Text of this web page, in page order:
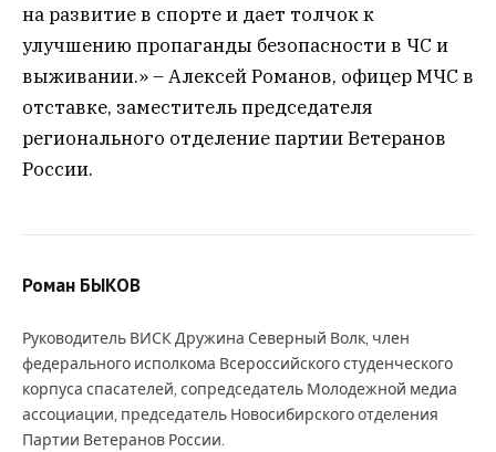
на развитие в спорте и дает толчок к
улучшению пропаганды безопасности в ЧС и
выживании.» – Алексей Романов, офицер МЧС в
отставке, заместитель председателя
регионального отделение партии Ветеранов
России.
Роман БЫКОВ
Руководитель ВИСК Дружина Северный Волк, член
федерального исполкома Всероссийского студенческого
корпуса спасателей, сопредседатель Молодежной медиа
ассоциации, председатель Новосибирского отделения
Партии Ветеранов России.